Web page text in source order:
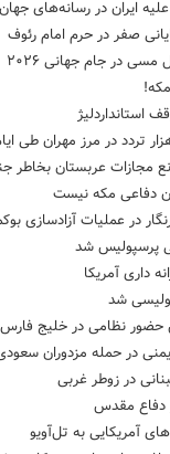
ایران در رسانه‌های جهان
صفر در حرم امام رئوف
در جام جهانی ۲۰۲۶
استانداردلیژ
مجازات عربستان بخاطر
دفاعی مکه نیست
در عملیات آزادسازی
پرسپولیس شد
داری آمریکا
شد
حضور نظامی در خلیج فارس
دفاع مقدس
آمریکایی به تل‌آویو